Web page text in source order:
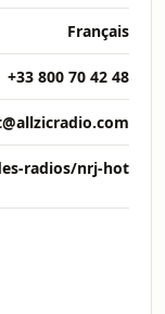
Français
+33 800 70 42 48
radios/nrj-hot